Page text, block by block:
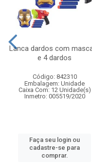
Lanca dardos com
e 4 dardos
Código: 842310
Embalagem: Unidade
Caixa Com: 12 Unidade(s)
Inmetro: 005519/2020
Faça seu login ou
cadastre-se para
comprar.